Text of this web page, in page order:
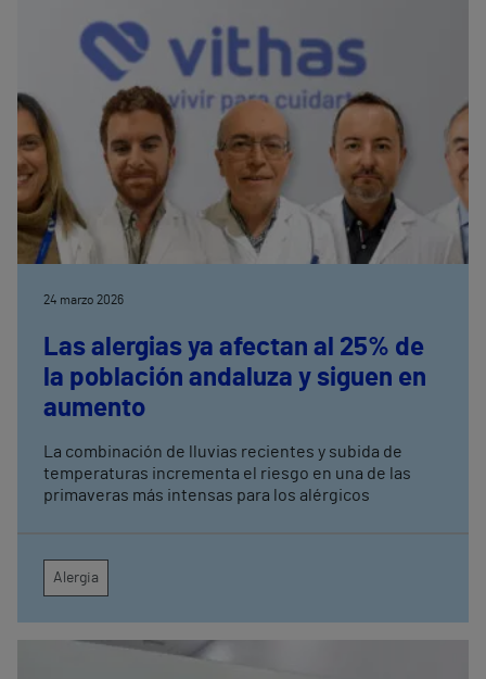
24 marzo 2026
Las alergias ya afectan al 25% de
la población andaluza y siguen en
aumento
La combinación de lluvias recientes y subida de
temperaturas incrementa el riesgo en una de las
Alergia